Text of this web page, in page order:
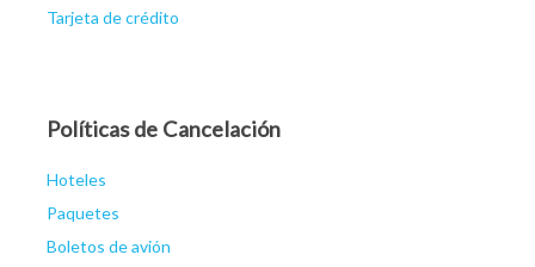
Tarjeta de crédito
Políticas de Cancelación
Hoteles
Paquetes
Boletos de avión